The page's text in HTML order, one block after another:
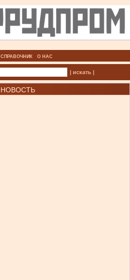
СПРАВОЧНИК О НАС
| искать |
НОВОСТЬ